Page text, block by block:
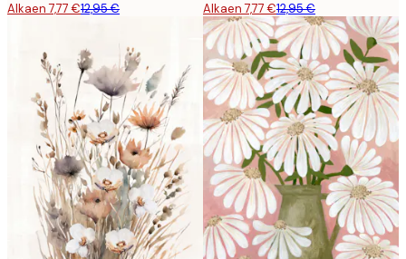
Alkaen 7,77 €12,95 € Alkaen 7,77 €12,95 €